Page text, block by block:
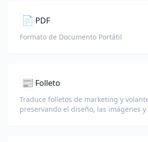
📄 PDF
Formato de Documento Portátil
📰 Folleto
Traduce folletos de marketing y
preservando el diseño, las imágenes y